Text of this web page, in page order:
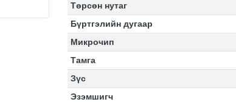
Төрсөн нутаг
Бүртгэлийн дугаар
Микрочип
Тамга
Зүс
Эзэмшигч